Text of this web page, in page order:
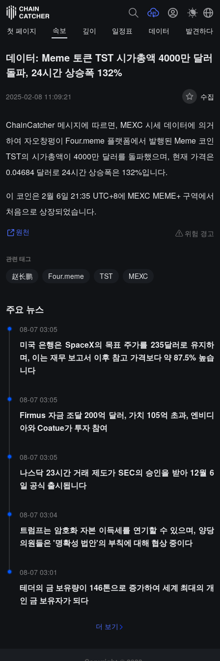
첫 페이지 속보 깊이 일정표 데이터 발견하다
데이터: Meme 토큰 TST 시가총액 4000만 달러
돌파, 24시간 상승폭 132%
2025-02-08 11:09:21 수집
ChainCatcher 메시지에 따르면, MEXC 시세 데이터에 의거
하여 자오창펑이 Four.meme 플랫폼에서 발행된 Meme 코인
TST의 시가총액이 4000만 달러를 돌파했으며, 현재 가격은
0.04684 달러로 24시간 상승폭은 132%입니다.
이 코인은 2월 6일 21:35 UTC+8에 MEXC MEME+ 구역에서
처음으로 상장되었습니다.
원천 위험 경고
관련 태그
赵长鹏 Four.meme TST MEXC
주요 뉴스
08-07 03:05
미국 은행은 SpaceX의 목표 주가를 235달러로 유지하
며, 이는 재무 보고서 이후 참고 가격보다 약 87.5% 높습
니다
08-07 03:05
Firmus 자금 조달 200억 달러, 가치 105억 초과, 엔비디
아와 Coatue가 투자 참여
08-07 03:05
나스닥 23시간 거래 제도가 SEC의 승인을 받아 12월 6
일 공식 출시됩니다
08-07 03:04
트럼프는 암호화 자본 이득세를 연기할 수 있으며, 양당
의원들은 '명확성 법안'의 부칙에 대해 협상 중이다
08-07 03:01
테더의 금 보유량이 146톤으로 증가하여 세계 최대의 개
인 금 보유자가 되다
더 보기